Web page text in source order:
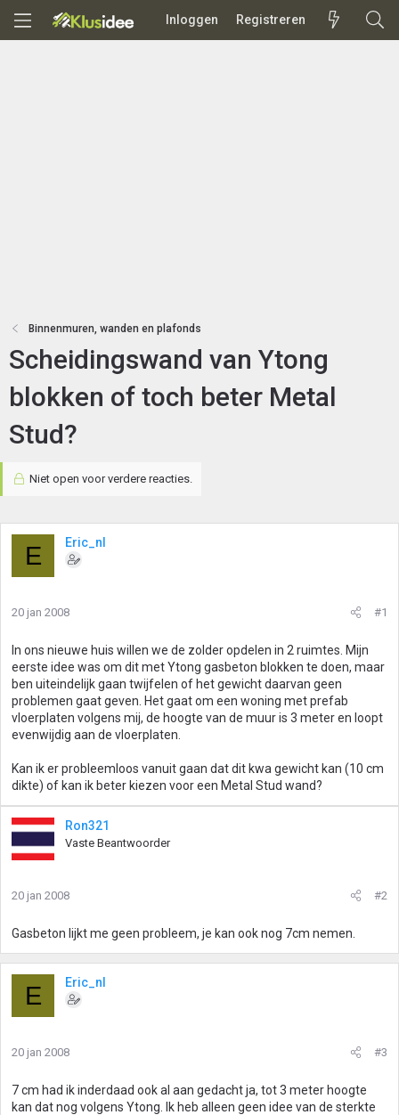
Inloggen Registreren
Binnenmuren, wanden en plafonds
Scheidingswand van Ytong
blokken of toch beter Metal
Stud?
Niet open voor verdere reacties.
E Eric_nl
20 jan 2008 #1
In ons nieuwe huis willen we de zolder opdelen in 2 ruimtes. Mijn
eerste idee was om dit met Ytong gasbeton blokken te doen, maar
ben uiteindelijk gaan twijfelen of het gewicht daarvan geen
problemen gaat geven. Het gaat om een woning met prefab
vloerplaten volgens mij, de hoogte van de muur is 3 meter en loopt
evenwijdig aan de vloerplaten.
Kan ik er probleemloos vanuit gaan dat dit kwa gewicht kan (10 cm
dikte) of kan ik beter kiezen voor een Metal Stud wand?
Ron321
Vaste Beantwoorder
20 jan 2008 #2
Gasbeton lijkt me geen probleem, je kan ook nog 7cm nemen.
E Eric_nl
20 jan 2008 #3
7 cm had ik inderdaad ook al aan gedacht ja, tot 3 meter hoogte
kan dat nog volgens Ytong. Ik heb alleen geen idee van de sterkte